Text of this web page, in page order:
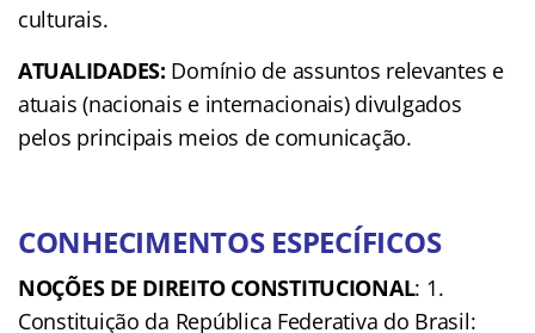
culturais.
ATUALIDADES: Domínio de assuntos relevantes e
atuais (nacionais e internacionais) divulgados
pelos principais meios de comunicação.
CONHECIMENTOS ESPECÍFICOS
NOÇÕES DE DIREITO CONSTITUCIONAL: 1.
Constituição da República Federativa do Brasil: